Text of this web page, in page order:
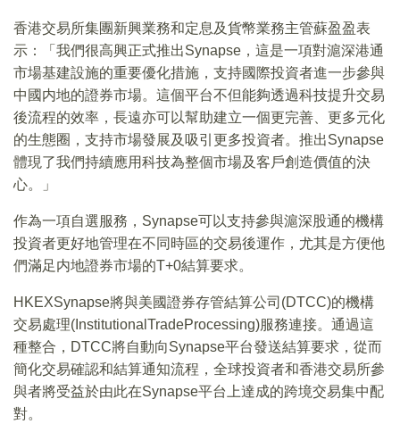
香港交易所集團新興業務和定息及貨幣業務主管蘇盈盈表
示：「我們很高興正式推出Synapse，這是一項對滬深港通
市場基建設施的重要優化措施，支持國際投資者進一步參與
中國内地的證券市場。這個平台不但能夠透過科技提升交易
後流程的效率，長遠亦可以幫助建立一個更完善、更多元化
的生態圈，支持市場發展及吸引更多投資者。推出Synapse
體現了我們持續應用科技為整個市場及客戶創造價值的決
心。」
作為一項自選服務，Synapse可以支持參與滬深股通的機構
投資者更好地管理在不同時區的交易後運作，尤其是方便他
們滿足内地證券市場的T+0結算要求。
HKEXSynapse將與美國證券存管結算公司(DTCC)的機構
交易處理(InstitutionalTradeProcessing)服務連接。通過這
種整合，DTCC將自動向Synapse平台發送結算要求，從而
簡化交易確認和結算通知流程，全球投資者和香港交易所參
與者將受益於由此在Synapse平台上達成的跨境交易集中配
對。